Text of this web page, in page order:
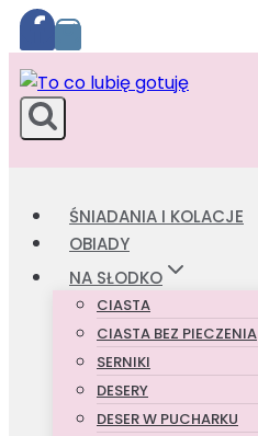
Przejdź
do
treści
ŚNIADANIA I KOLACJE
OBIADY
NA SŁODKO
CIASTA
CIASTA BEZ PIECZENIA
SERNIKI
DESERY
DESER W PUCHARKU